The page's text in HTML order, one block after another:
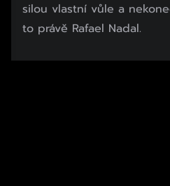
silou vlastní vůle a
to právě Rafael Nadal.